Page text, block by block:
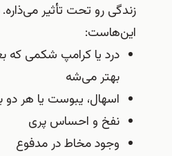
زندگی رو تحت تأثیر می‌ذاره.
این‌هاست:
درد یا کرامپ شکمی که بعد از
بهتر می‌شه
اسهال، یبوست یا هر دو
نفخ و احساس پری
وجود مخاط در مدفوع